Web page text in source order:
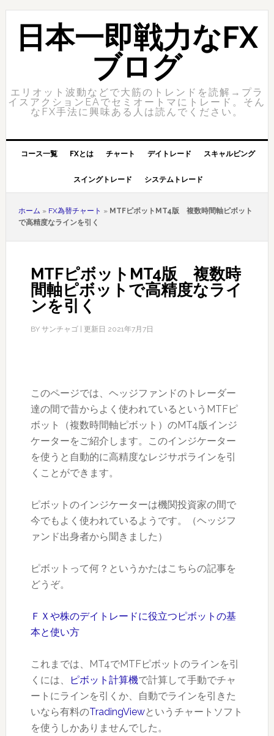
Skip
primary
navigation
Skip
content日本一即戦力なFX
ブログ
エリオット波動などで大筋のトレンドを読解→プラ
イスアクションEAでセミオートマにトレード。そん
なFX手法に興味ある人は読んでください。
コース一覧 FXとは チャート デイトレード スキャルピング
スイングトレード システムトレード
ホーム » FX為替チャート » MTFピボットMT4版 複数時間軸ピボット
で高精度なラインを引く
MTFピボットMT4版 複数時
間軸ピボットで高精度なライ
ンを引く
BY サンチャゴ| 更新日 2021年7月7日
このページでは、ヘッジファンドのトレーダー
達の間で昔からよく使われているというMTFピ
ボット（複数時間軸ピボット）のMT4版インジ
ケーターをご紹介します。このインジケーター
を使うと自動的に高精度なレジサポラインを引
くことができます。
ピボットのインジケーターは機関投資家の間で
今でもよく使われているようです。（ヘッジフ
ァンド出身者から聞きました）
ピボットって何？というかたはこちらの記事を
どうぞ。
ＦＸや株のデイトレードに役立つピボットの基
本と使い方
これまでは、MT4でMTFピボットのラインを引
くには、
ピボット計算機で計算して手動でチャ
ートにラインを引くか、自動でラインを引きた
いなら有料のTradingViewというチャートソフト
を使うしかありませんでした。